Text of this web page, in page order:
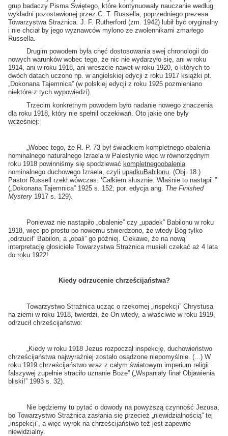
grup badaczy Pisma Świętego, które kontynuowały nauczanie według
wykładni pozostawionej przez C. T. Russella, poprzedniego prezesa
Towarzystwa Strażnica. J. F. Rutherford (zm. 1942) lubił być oryginalny
i nie chciał by jego wyznawców mylono ze zwolennikami zmarłego
Russella.
Drugim powodem była chęć dostosowania swej chronologii do
nowych warunków wobec tego, że nic nie wydarzyło się, ani w roku
1914, ani w roku 1918, ani wreszcie nawet w roku 1920, o których to
dwóch datach uczono np. w angielskiej edycji z roku 1917 książki pt.
„Dokonana Tajemnica” (w polskiej edycji z roku 1925 pozmieniano
niektóre z tych wypowiedzi).
Trzecim konkretnym powodem było nadanie nowego znaczenia
dla roku 1918, który nie spełnił oczekiwań. Oto jakie one były
wcześniej:
„Wobec tego, że R. P. 73 był świadkiem kompletnego obalenia
nominalnego naturalnego Izraela w Palestynie więc w równorzędnym
roku 1918 powinniśmy się spodziewaćkompletnegoobalenia
nominalnego duchowego Izraela, czyliupadkuBabilonu . (Obj. 18.)
Pastor Russell rzekł wówczas: ‘Całkiem słusznie. Właśnie to nastąpi’.”
(„Dokonana Tajemnica” 1925 s. 152; por. edycja ang. The Finished
Mystery 1917 s. 129).
Ponieważ nie nastąpiło „obalenie” czy „upadek” Babilonu w roku
1918, więc po prostu po nowemu stwierdzono, że wtedy Bóg tylko
„odrzucił” Babilon, a „obali” go później. Ciekawe, że na nową
interpretację głosiciele Towarzystwa Strażnica musieli czekać aż 4 lata
do roku 1922!
Kiedy odrzucenie chrześcijaństwa?
Towarzystwo Strażnica ucząc o rzekomej „inspekcji” Chrystusa
na ziemi w roku 1918, twierdzi, że On wtedy, a właściwie w roku 1919,
odrzucił chrześcijaństwo:
„Kiedy w roku 1918 Jezus rozpoczął inspekcję, duchowieństwo
chrześcijaństwa najwyraźniej zostało osądzone niepomyślnie. (...) W
roku 1919 chrześcijaństwo wraz z całym światowym imperium religii
fałszywej zupełnie straciło uznanie Boże” („Wspaniały finał Objawienia
bliski!” 1993 s. 32).
Nie będziemy tu pytać o dowody na powyższą czynność Jezusa,
bo Towarzystwo Strażnica zasłania się przecież „niewidzialnością” tej
„inspekcji”, a więc wyrok na chrześcijaństwo też jest zapewne
niewidzialny.